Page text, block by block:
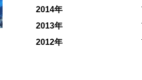
2014年
2013年
2012年